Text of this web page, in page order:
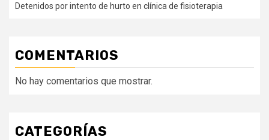
Detenidos por intento de hurto en clínica de fisioterapia
COMENTARIOS
No hay comentarios que mostrar.
CATEGORÍAS